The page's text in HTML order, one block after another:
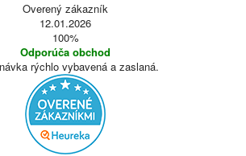
Overený zákazník
12.01.2026
100%
Odporúča obchod
rýchlo vybavená a zaslaná.